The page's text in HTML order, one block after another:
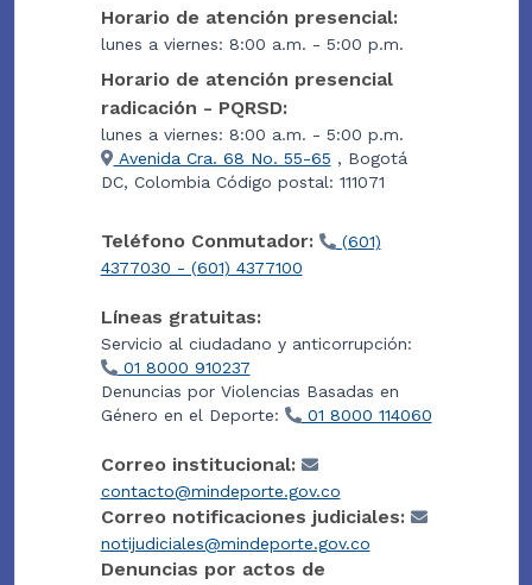
Horario de atención presencial:
lunes a viernes: 8:00 a.m. - 5:00 p.m.
Horario de atención presencial
radicación - PQRSD:
lunes a viernes: 8:00 a.m. - 5:00 p.m.
Avenida Cra. 68 No. 55-65 , Bogotá
DC, Colombia Código postal: 111071
Teléfono Conmutador:
(601)
4377030 - (601) 4377100
Líneas gratuitas:
Servicio al ciudadano y anticorrupción:
01 8000 910237
Denuncias por Violencias Basadas en
Género en el Deporte:
01 8000 114060
Correo institucional:
contacto@mindeporte.gov.co
Correo notificaciones judiciales:
notijudiciales@mindeporte.gov.co
Denuncias por actos de